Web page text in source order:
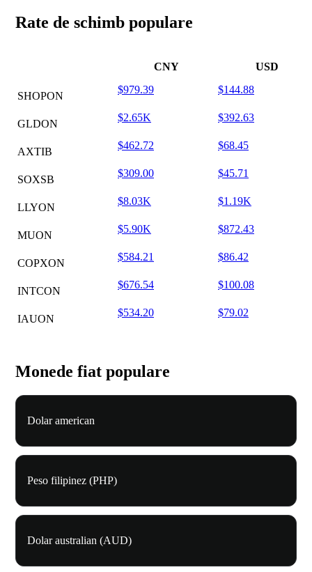
Rate de schimb populare
CNY USD
SHOPON
$979.39 $144.88
GLDON
$2.65K $392.63
AXTIB
$462.72 $68.45
SOXSB
$309.00 $45.71
LLYON
$8.03K $1.19K
MUON
$5.90K $872.43
COPXON
$584.21 $86.42
INTCON
$676.54 $100.08
IAUON
$534.20 $79.02
Monede fiat populare
Dolar american
Peso filipinez (PHP)
Dolar australian (AUD)